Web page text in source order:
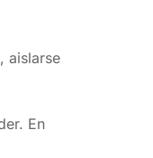
aislarse
En